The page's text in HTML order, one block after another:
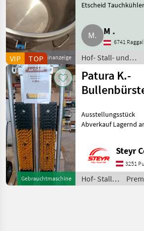
Kleinanzeige
VIP TOP
Etscheid
Kühltechnik
M .
6741 Raggal
Hof- Stall- und
Weidetechnik /
Kühltechnik
Gebrauchtmaschine
Patura K.-
Ausstellungsstück
Abverkauf Lagernd
Stall- und
Geräte für
Tierpflege
Steyr
3251
Hof- Stall-
und